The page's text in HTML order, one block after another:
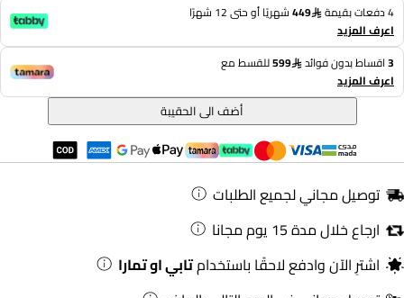
4 دفعات بقيمة 449شهريًا أو حتى 12 شهرًا
اعرف المزيد
3اقساط بدون فوائد 599للقسط مع
اعرف المزيد
أضف الى الحقيبة
توصيل مجاني لجميع الطلبات
ارجاع خلال مدة 15 يوم مجانا
اشترِ الآن وادفع لاحقًا باستخدامتابي او تمارا